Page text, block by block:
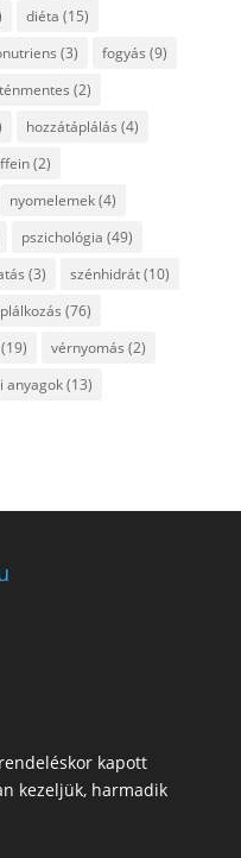
diéta (15)
(3) fogyás (9)
(2)
hozzátáplálás (4)
(2)
nyomelemek(4)
pszichológia (49)
(3) szénhidrát(10)
(76)
vérnyomás (2)
anyagok(13)
kapott
kezeljük, harmadik